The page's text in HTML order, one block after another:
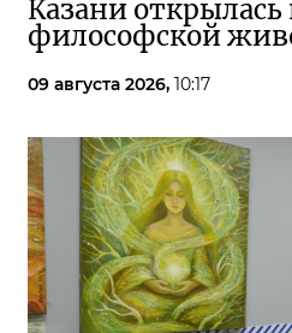
Казани открылась
философской
09 августа 2026, 10:17